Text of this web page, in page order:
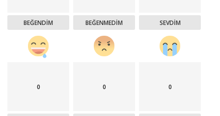
BEĞENDIM BEĞENMEDIM SEVDIM
0 0 0